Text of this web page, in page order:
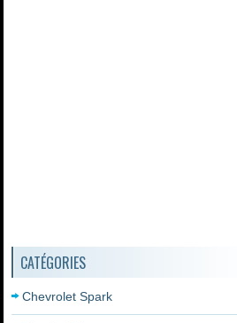
CATÉGORIES
Chevrolet Spark